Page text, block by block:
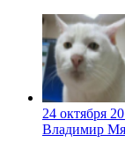
24 октября
Владимир